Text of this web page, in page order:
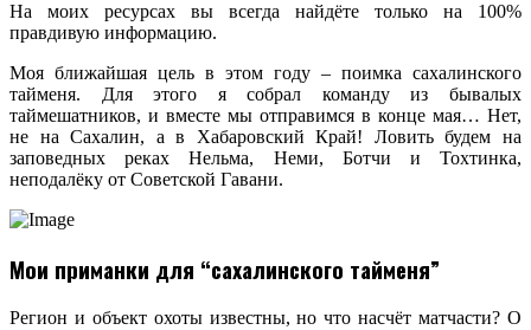
На моих ресурсах вы всегда найдёте только на 100%
правдивую информацию.
Моя ближайшая цель в этом году – поимка сахалинского
тайменя. Для этого я собрал команду из бывалых
таймешатников, и вместе мы отправимся в конце мая… Нет,
не на Сахалин, а в Хабаровский Край! Ловить будем на
заповедных реках Нельма, Неми, Ботчи и Тохтинка,
неподалёку от Советской Гавани.
Мои приманки для “сахалинского тайменя”
Регион и объект охоты известны, но что насчёт матчасти? О